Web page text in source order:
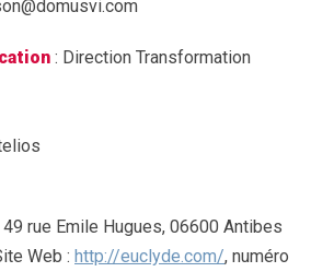
: Direction Transformation
49 rue Emile Hugues, 06600 Antibes
Web : http://euclyde.com/, numéro